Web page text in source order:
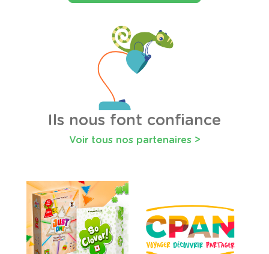
Ils nous font confiance
Voir tous nos partenaires >